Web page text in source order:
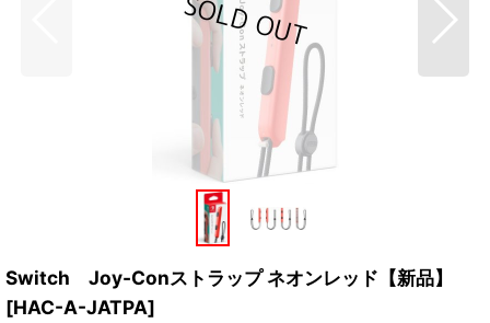
Switch Joy-Conストラップ ネオンレッド【新品】
[HAC-A-JATPA]